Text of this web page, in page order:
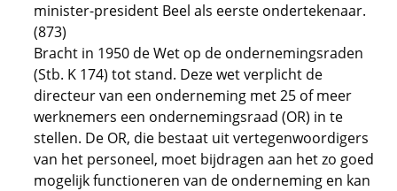
minister-president Beel als eerste ondertekenaar.
(873)
Bracht in 1950 de Wet op de ondernemingsraden
(Stb. K 174) tot stand. Deze wet verplicht de
directeur van een onderneming met 25 of meer
werknemers een ondernemingsraad (OR) in te
stellen. De OR, die bestaat uit vertegenwoordigers
van het personeel, moet bijdragen aan het zo goed
mogelijk functioneren van de onderneming en kan